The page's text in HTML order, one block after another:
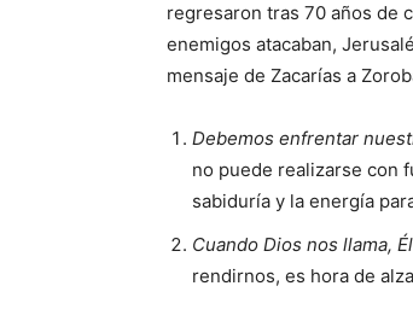
regresaron tras 70 años de
enemigos atacaban,
mensaje de Zacarías a
Debemos enfrentar
no puede realizarse con
sabiduría y la energía
Cuando Dios nos llama,
rendirnos, es hora de